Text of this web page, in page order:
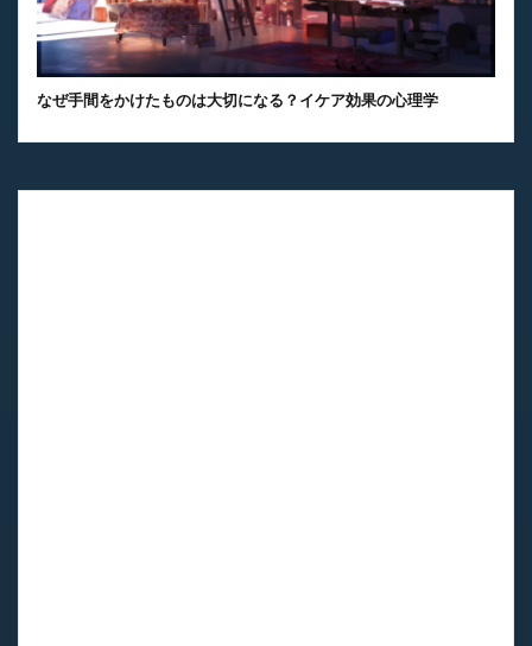
なぜ手間をかけたものは大切になる？イケア効果の心理学